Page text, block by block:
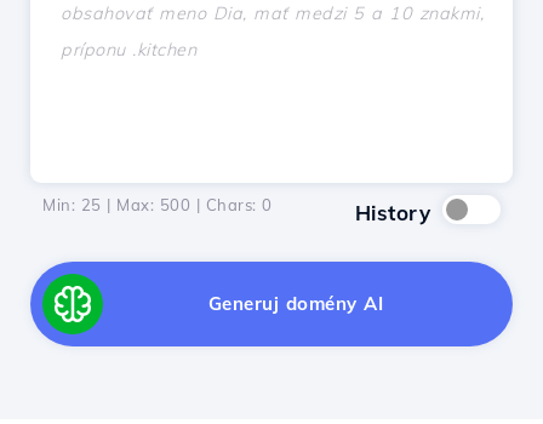
Min: 25 | Max: 500 | Chars: 0 History
Generuj domény AI